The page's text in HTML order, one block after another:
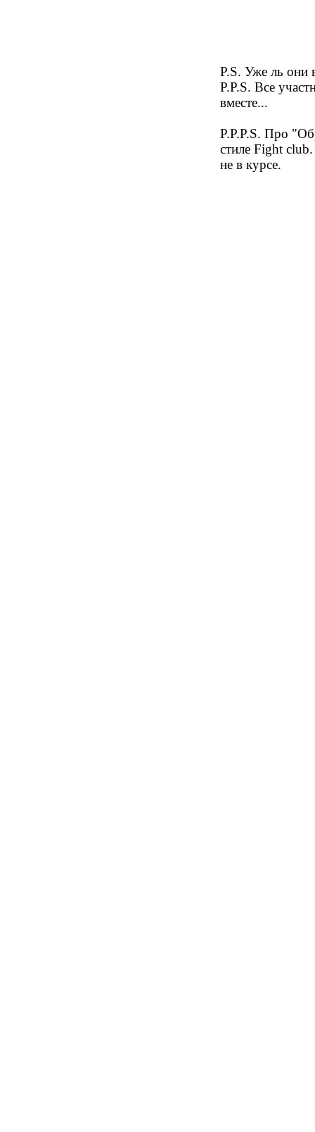
P.S. Уже ль они
P.P.S. Все
вместе...
P.P.P.S. Про
стиле Fight
не в курсе.